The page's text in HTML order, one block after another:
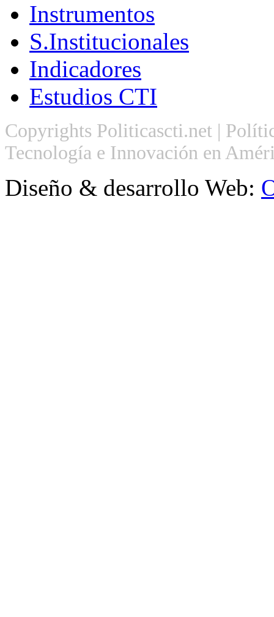
Instrumentos
S.Institucionales
Indicadores
Estudios CTI
Copyrights Politicascti.net |
Tecnología e Innovación en
Diseño & desarrollo Web: